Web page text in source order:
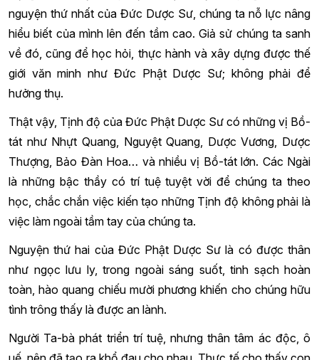
nguyện thứ nhất của Đức Dược Sư, chúng ta nỗ lực nâng
hiểu biết của mình lên đến tầm cao. Giả sử chúng ta sanh
về đó, cũng để học hỏi, thực hành và xây dựng được thế
giới văn minh như Đức Phật Dược Sư; không phải để
hưởng thụ.
Thật vậy, Tịnh độ của Đức Phật Dược Sư có những vị Bồ-
tát như Nhựt Quang, Nguyệt Quang, Dược Vương, Dược
Thượng, Bảo Đàn Hoa… và nhiều vị Bồ-tát lớn. Các Ngài
là những bậc thầy có trí tuệ tuyệt vời để chúng ta theo
học, chắc chắn việc kiến tạo những Tịnh độ không phải là
việc làm ngoài tầm tay của chúng ta.
Nguyện thứ hai của Đức Phật Dược Sư là có được thân
như ngọc lưu ly, trong ngoài sáng suốt, tinh sạch hoàn
toàn, hào quang chiếu mười phương khiến cho chúng hữu
tình trông thấy là được an lành.
Người Ta-bà phát triển trí tuệ, nhưng thân tâm ác độc, ô